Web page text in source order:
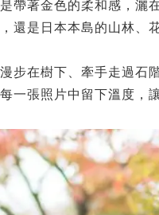
帶著金色的柔和感，灑
還是日本本島的山林、
步在樹下、牽手走過石
一張照片中留下溫度，